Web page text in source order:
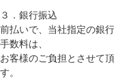
３．銀行振込
前払いで、当社指定の銀
手数料は、
お客様のご負担とさせて
す。